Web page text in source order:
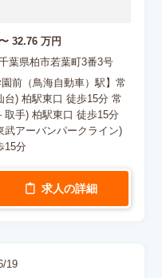
32.76 万円
葉県柏市若葉町3番3号
園前（鳥海自動車）駅】常
台) 柏駅東口 徒歩15分 常
取手) 柏駅東口 徒歩15分
武アーバンパークライン)
15分
求人の詳細
19